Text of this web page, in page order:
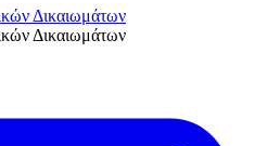
Δικαιωμάτων
Δικαιωμάτων